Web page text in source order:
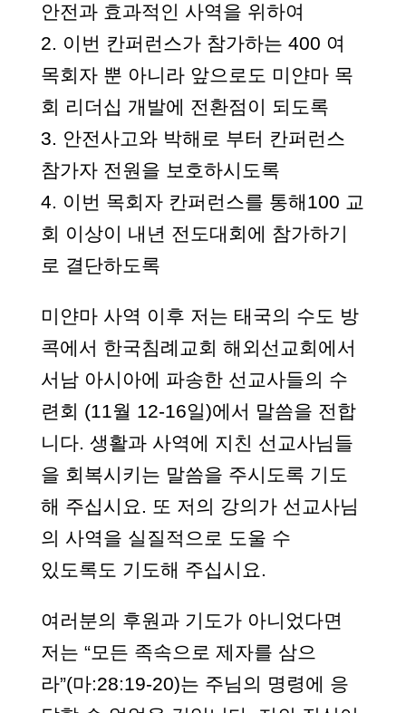
안전과 효과적인 사역을 위하여
2. 이번 칸퍼런스가 참가하는 400 여
목회자 뿐 아니라 앞으로도 미얀마 목
회 리더십 개발에 전환점이 되도록
3. 안전사고와 박해로 부터 칸퍼런스
참가자 전원을 보호하시도록
4. 이번 목회자 칸퍼런스를 통해100 교
회 이상이 내년 전도대회에 참가하기
로 결단하도록
미얀마 사역 이후 저는 태국의 수도 방
콕에서 한국침례교회 해외선교회에서
서남 아시아에 파송한 선교사들의 수
련회 (11월 12-16일)에서 말씀을 전합
니다. 생활과 사역에 지친 선교사님들
을 회복시키는 말씀을 주시도록 기도
해 주십시요. 또 저의 강의가 선교사님
의 사역을 실질적으로 도울 수
있도록도 기도해 주십시요.
여러분의 후원과 기도가 아니었다면
저는 “모든 족속으로 제자를 삼으
라”(마:28:19-20)는 주님의 명령에 응